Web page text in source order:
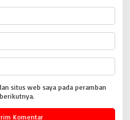
situs web saya pada peramban